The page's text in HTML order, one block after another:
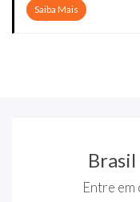
Saiba Mais
Entre em